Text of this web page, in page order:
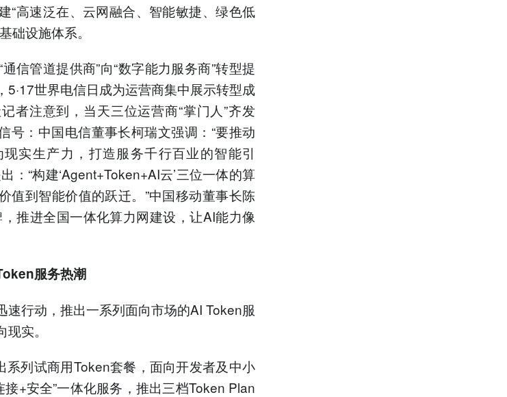
“高速泛在、云网融合、智能敏捷、绿色低
础设施体系。
信管道提供商”向“数字能力服务商”转型提
世界电信日成为运营商集中展示转型成
者注意到，当天三位运营商“掌门人”齐发
号：中国电信董事长柯瑞文强调：“要推动
实生产力，打造服务千行百业的智能引
：“构建‘Agent+Token+AI云’三位一体的算
值到智能价值的跃迁。”中国移动董事长陈
推进全国一体化算力网建设，让AI能力像
服务热潮
速行动，推出一系列面向市场的AI Token服
实。
列试商用Token套餐，面向开发者及中小
+安全”一体化服务，推出三档Token Plan